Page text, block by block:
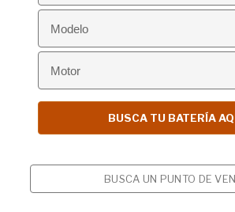
BUSCA UN PUNTO DE